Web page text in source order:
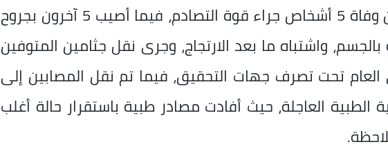
وبالفحص والمعاينة، تبين وفاة 5 أشخاص جراء قوة التصادم، فيما أصيب 5 آخرون بجروح
واشتباه ما بعد الارتجاج، وجرى نقل جثامين المتوفين
تحت تصرف جهات التحقيق، فيما تم نقل المصابين إلى
الطبية العاجلة، حيث أفادت مصادر طبية باستقرار حالة أغلب